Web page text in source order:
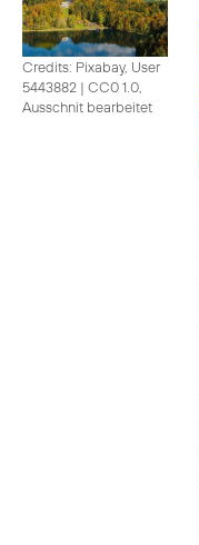
Credits: Pixabay, User
5443882 | CC0 1.0,
Ausschnit bearbeitet